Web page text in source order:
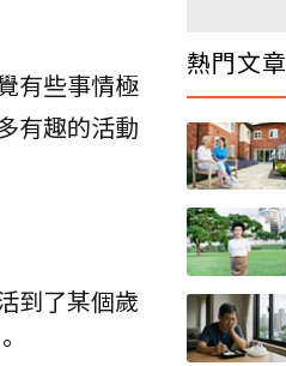
有些事情極
有趣的活動
到了某個歲
熱門文章